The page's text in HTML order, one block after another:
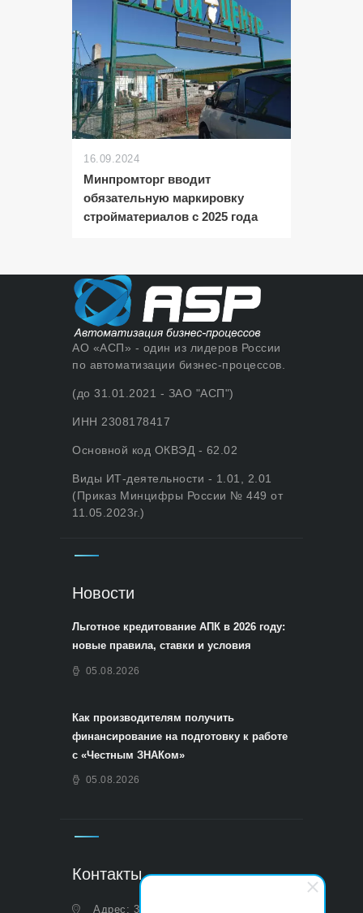
16.09.2024
Минпромторг вводит
обязательную маркировку
стройматериалов с 2025 года
АО «АСП» - один из лидеров России
по автоматизации бизнес-процессов.
(до 31.01.2021 - ЗАО "АСП")
ИНН 2308178417
Основной код ОКВЭД - 62.02
Виды ИТ-деятельности - 1.01, 2.01
(Приказ Минцифры России № 449 от
11.05.2023г.)
Новости
Льготное кредитование АПК в 2026 году:
новые правила, ставки и условия
05.08.2026
Как производителям получить
финансирование на подготовку к работе
с «Честным ЗНАКом»
05.08.2026
Контакты
Адрес: 350051, Краснодарский край,